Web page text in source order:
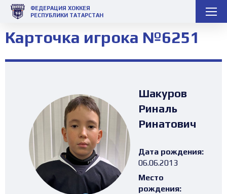
ФЕДЕРАЦИЯ ХОККЕЯ
РЕСПУБЛИКИ ТАТАРСТАН
Карточка игрока №6251
Шакуров
Риналь
Ринатович
Дата рождения:
06.06.2013
Место
рождения: